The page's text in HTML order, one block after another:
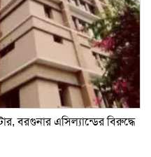
বরগুনার এসিল্যান্ডের বিরুদ্ধে